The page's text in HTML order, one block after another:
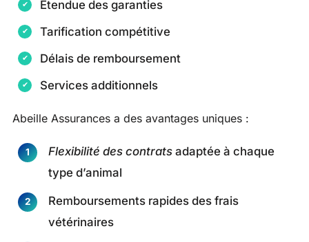
Étendue des garanties
Tarification compétitive
Délais de remboursement
Services additionnels
Abeille Assurances a des avantages uniques :
Flexibilité des contrats adaptée à chaque
type d’animal
Remboursements rapides des frais
vétérinaires